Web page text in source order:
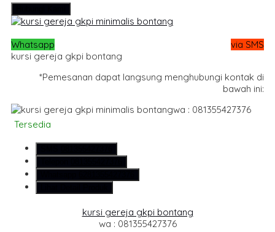
Whatsapp
via SMS
kursi gereja gkpi bontang
*Pemesanan dapat langsung menghubungi kontak di
bawah ini:
wa : 081355427376
Tersedia
kursi gereja gkpi bontang
wa : 081355427376